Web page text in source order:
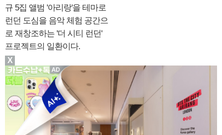
규 5집 앨범 '아리랑'을 테마로
런던 도심을 음악 체험 공간으
로 재창조하는 '더 시티 런던'
프로젝트의 일환이다.
X